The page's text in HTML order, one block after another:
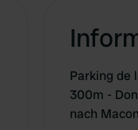
Parking de
300m -
nach